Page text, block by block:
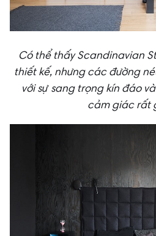
Có thể thấy Scandinavian
thiết kế, nhưng các đường
với sự sang trọng kín đáo
cảm giác rất